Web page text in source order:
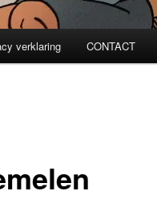
verklaring CONTACT